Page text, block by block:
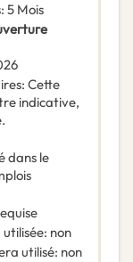
: 5 Mois
: Cette
indicative,
dans le
utilisée: non
utilisé: non